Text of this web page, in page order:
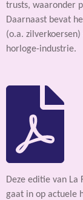
trusts, waaronder
Daarnaast bevat
(o.a.
horloge-industrie.
Deze editie van La
gaat in op actuele